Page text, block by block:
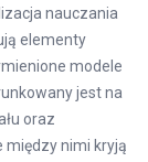
nauczania
elementy
modele
jest na
oraz
między nimi kryją